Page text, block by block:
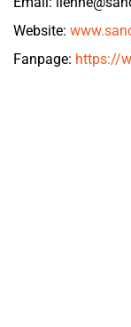
Website:
Fanpage: https://